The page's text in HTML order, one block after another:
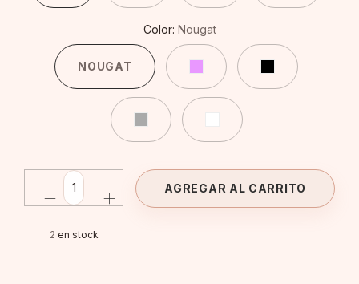
Color: Nougat
NOUGAT
2 en stock